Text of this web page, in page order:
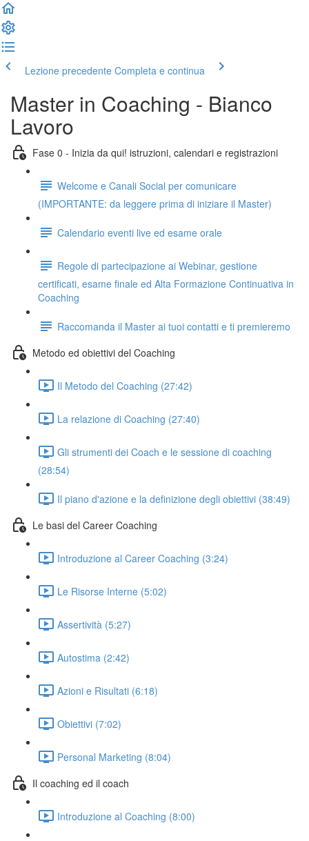
Lezione precedente Completa e continua
Master in Coaching - Bianco
Lavoro
Fase 0 - Inizia da qui! istruzioni, calendari e registrazioni
Welcome e Canali Social per comunicare
(IMPORTANTE: da leggere prima di iniziare il Master)
Calendario eventi live ed esame orale
Regole di partecipazione ai Webinar, gestione
certificati, esame finale ed Alta Formazione Continuativa in
Coaching
Raccomanda il Master ai tuoi contatti e ti premieremo
Metodo ed obiettivi del Coaching
Il Metodo del Coaching (27:42)
La relazione di Coaching (27:40)
Gli strumenti dei Coach e le sessione di coaching
(28:54)
Il piano d'azione e la definizione degli obiettivi (38:49)
Le basi del Career Coaching
Introduzione al Career Coaching (3:24)
Le Risorse Interne (5:02)
Assertività (5:27)
Autostima (2:42)
Azioni e Risultati (6:18)
Obiettivi (7:02)
Personal Marketing (8:04)
Il coaching ed il coach
Introduzione al Coaching (8:00)